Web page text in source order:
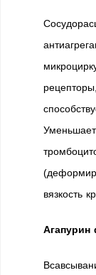
вязкость
Агапурин